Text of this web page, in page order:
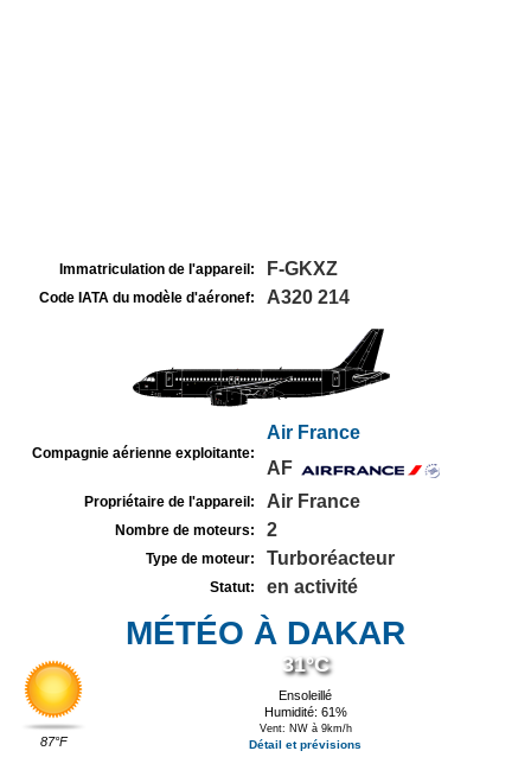
Immatriculation de l'appareil: F-GKXZ
Code IATA du modèle d'aéronef: A320 214
Compagnie aérienne exploitante:
Air France
AF
Propriétaire de l'appareil: Air France
Nombre de moteurs: 2
Type de moteur: Turboréacteur
Statut: en activité
MÉTÉO À DAKAR
87°F
31°C
Ensoleillé
Humidité: 61%
Vent: NW à 9km/h
Détail et prévisions